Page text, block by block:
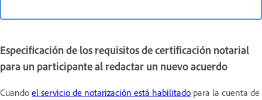
Especificación de los requisitos de certificación notarial
para un participante al redactar un nuevo acuerdo
Cuando el servicio de notarización está habilitado para la cuenta de